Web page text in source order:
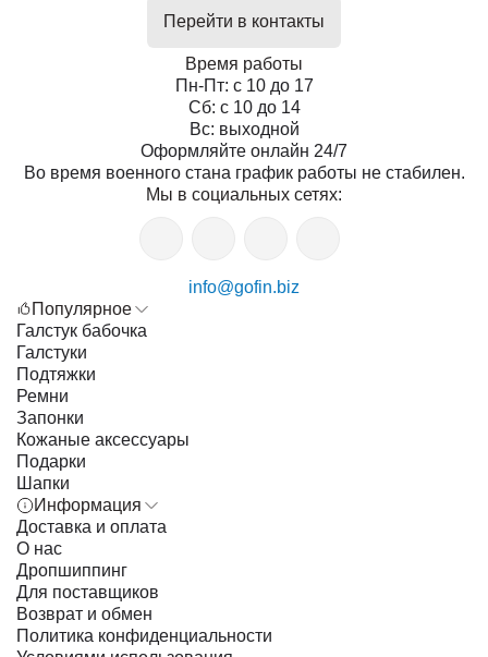
Перейти в контакты
Время работы
Пн-Пт: с 10 до 17
Сб: с 10 до 14
Вс: выходной
Оформляйте онлайн 24/7
Во время военного стана график работы не стабилен.
Мы в социальных сетях:
info@gofin.biz
Популярное
Галстук бабочка
Галстуки
Подтяжки
Ремни
Запонки
Кожаные аксессуары
Подарки
Шапки
Информация
Доставка и оплата
О нас
Дропшиппинг
Для поставщиков
Возврат и обмен
Политика конфиденциальности